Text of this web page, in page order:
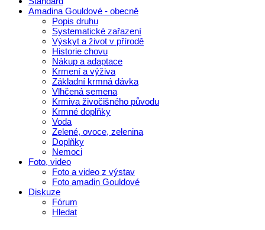
Amadina Gouldové - obecně
Popis druhu
Systematické zařazení
Výskyt a život v přírodě
Historie chovu
Nákup a adaptace
Krmení a výživa
Základní krmná dávka
Vlhčená semena
Krmiva živočišného původu
Krmné doplňky
Voda
Zelené, ovoce, zelenina
Doplňky
Nemoci
Foto, video
Foto a video z výstav
Foto amadin Gouldové
Diskuze
Fórum
Hledat